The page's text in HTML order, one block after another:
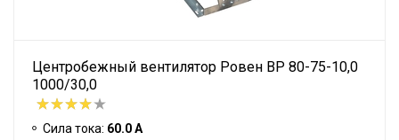
Центробежный вентилятор Ровен BP 80-75-10,0
1000/30,0
Сила тока: 60.0 А